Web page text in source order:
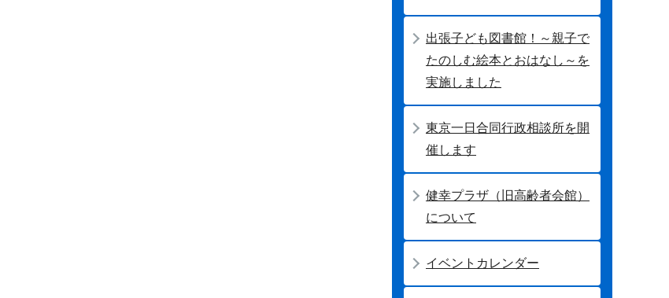
出張子ども図書館！～親子で
たのしむ絵本とおはなし～を
実施しました
東京一日合同行政相談所を開
催します
健幸プラザ（旧高齢者会館）
について
イベントカレンダー